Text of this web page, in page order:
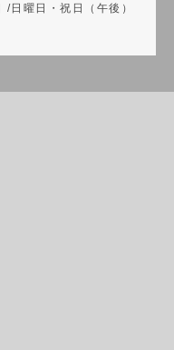
日曜日・祝日（午後）